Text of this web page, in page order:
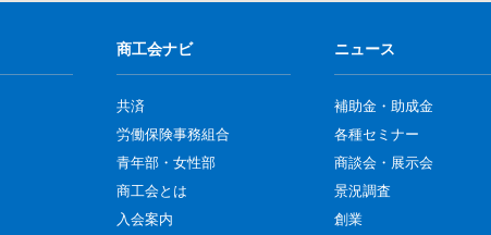
商工会ナビ
共済
労働保険事務組合
青年部・女性部
商工会とは
入会案内
ニュース
補助金・助成金
各種セミナー
商談会・展示会
景況調査
創業